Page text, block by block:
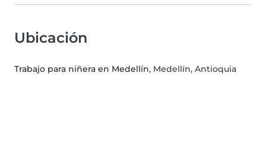
Ubicación
Trabajo para niñera en Medellín, Medellín, Antioquia